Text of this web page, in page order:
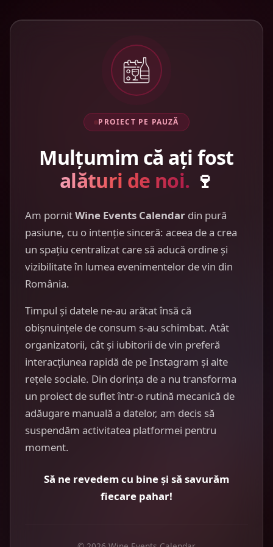
PROIECT PE PAUZĂ
Mulțumim că ați fost
alături de noi. 🍷
Am pornitWine Events Calendar din pură
pasiune, cu o intenție sinceră: aceea de a crea
un spațiu centralizat care să aducă ordine și
vizibilitate în lumea evenimentelor de vin din
România.
Timpul și datele ne-au arătat însă că
obișnuințele de consum s-au schimbat. Atât
organizatorii, cât și iubitorii de vin preferă
interacțiunea rapidă de pe Instagram și alte
rețele sociale. Din dorința de a nu transforma
un proiect de suflet într-o rutină mecanică de
adăugare manuală a datelor, am decis să
suspendăm activitatea platformei pentru
moment.
Să ne revedem cu bine și să savurăm
fiecare pahar!